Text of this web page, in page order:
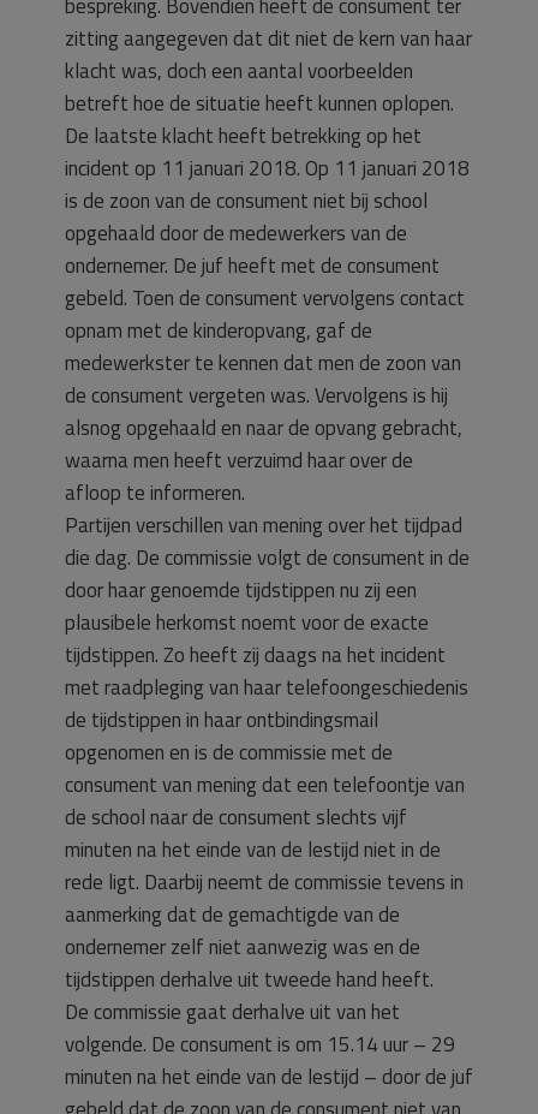
zitting aangegeven dat dit niet de kern van haar
klacht was, doch een aantal voorbeelden
betreft hoe de situatie heeft kunnen oplopen.
De laatste klacht heeft betrekking op het
incident op 11 januari 2018. Op 11 januari 2018
is de zoon van de consument niet bij school
opgehaald door de medewerkers van de
ondernemer. De juf heeft met de consument
gebeld. Toen de consument vervolgens contact
opnam met de kinderopvang, gaf de
medewerkster te kennen dat men de zoon van
de consument vergeten was. Vervolgens is hij
alsnog opgehaald en naar de opvang gebracht,
waarna men heeft verzuimd haar over de
afloop te informeren.
Partijen verschillen van mening over het tijdpad
die dag. De commissie volgt de consument in de
door haar genoemde tijdstippen nu zij een
plausibele herkomst noemt voor de exacte
tijdstippen. Zo heeft zij daags na het incident
met raadpleging van haar telefoongeschiedenis
de tijdstippen in haar ontbindingsmail
opgenomen en is de commissie met de
consument van mening dat een telefoontje van
de school naar de consument slechts vijf
minuten na het einde van de lestijd niet in de
rede ligt. Daarbij neemt de commissie tevens in
aanmerking dat de gemachtigde van de
ondernemer zelf niet aanwezig was en de
tijdstippen derhalve uit tweede hand heeft.
De commissie gaat derhalve uit van het
volgende. De consument is om 15.14 uur – 29
minuten na het einde van de lestijd – door de juf